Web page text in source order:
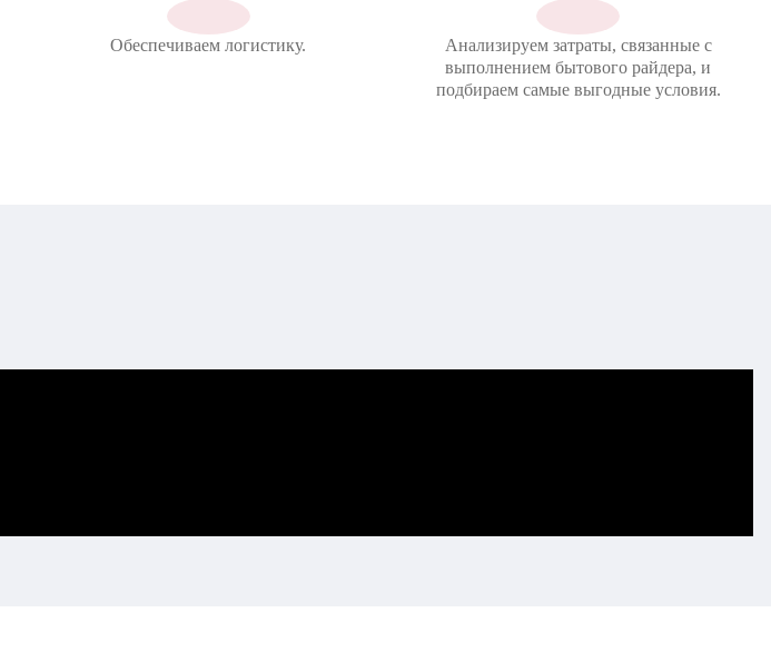
Обеспечиваем логистику.
Анализируем затраты, связанные с
выполнением бытового райдера, и
подбираем самые выгодные условия.